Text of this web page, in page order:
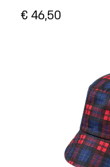
Acties
Klantenservice
Meer Porsche
€ 46,50